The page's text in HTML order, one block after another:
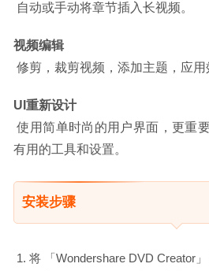
自动或手动将章节插入长视频。
视频编辑
修剪，裁剪视频，添加主题，应用
UI重新设计
使用简单时尚的用户界面，更重要的是，您可以轻松找到
有用的工具和设置。
安装步骤
将 「Wondershare DVD Creator